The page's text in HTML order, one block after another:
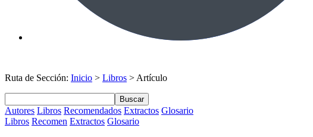
Ruta de Sección: Inicio > Libros > Artículo
Buscar
Autores Libros Recomendados Extractos Glosario
Libros Recomen Extractos Glosario